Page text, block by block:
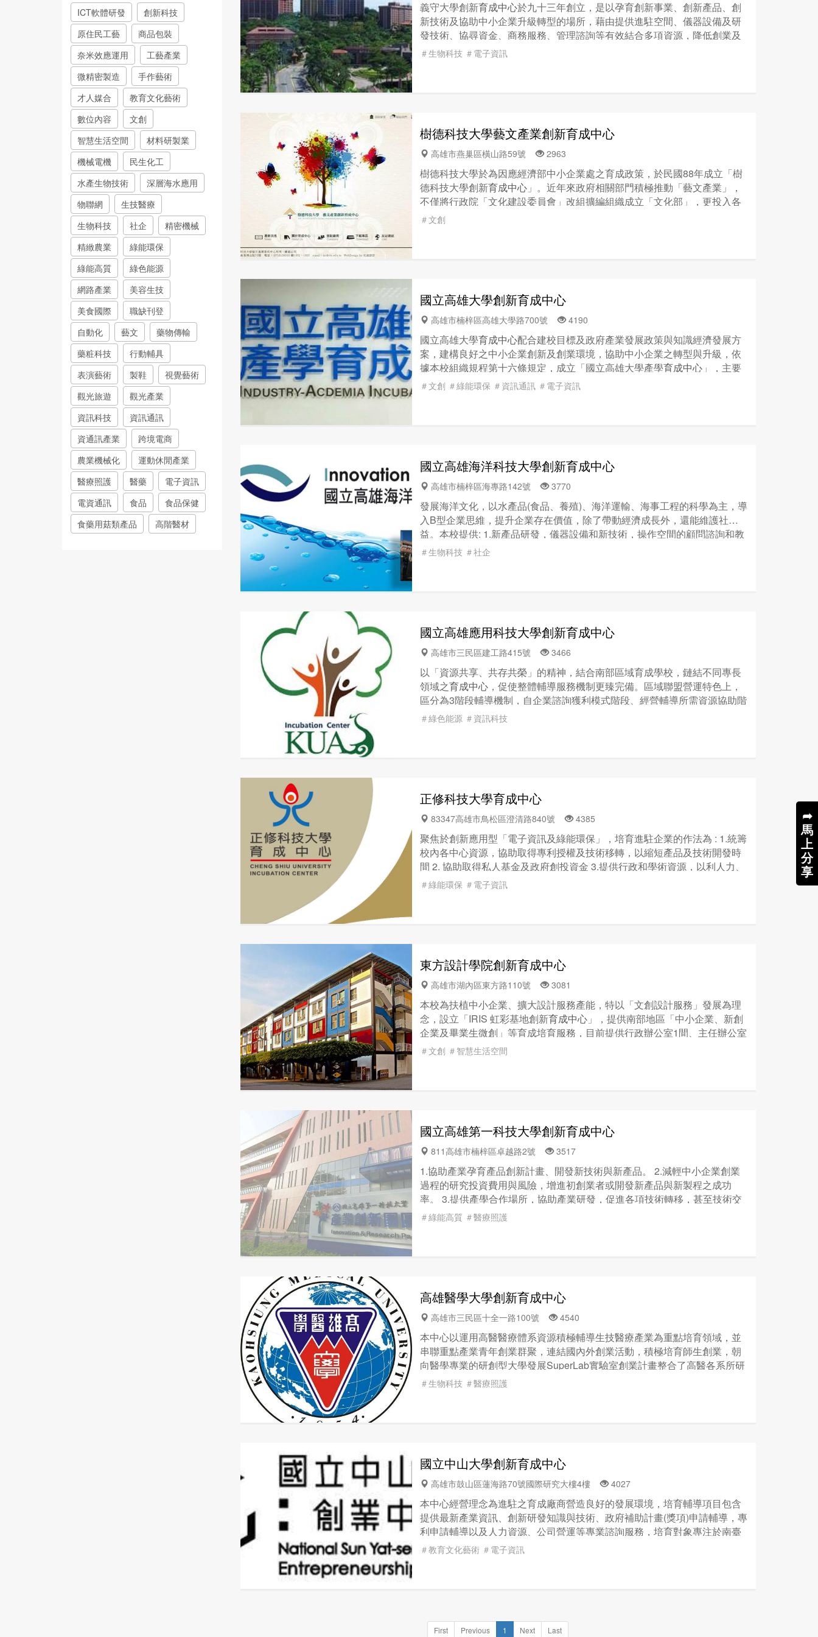
➦
馬
上
分
享
ICT軟體研發
創新科技
原住民工藝
商品包裝
奈米效應運用
工藝產業
微精密製造
手作藝術
才人媒合
教育文化藝術
數位內容
文創
智慧生活空間
材料研製業
機械電機
民生化工
水產生物技術
深層海水應用
物聯網
生技醫療
生物科技
社企
精密機械
精緻農業
綠能環保
綠能高質
綠色能源
網路產業
美容生技
美食國際
職缺刊登
自動化
藝文
藥物傳輸
藥粧科技
行動輔具
表演藝術
製鞋
視覺藝術
觀光旅遊
觀光產業
資訊科技
資訊通訊
資通訊產業
跨境電商
農業機械化
運動休閒產業
醫療照護
醫藥
電子資訊
電資通訊
食品
食品保健
食藥用菇類產品
高階醫材
義守大學創新育成中心於九十三年創立，是以孕育創新事業、創新產品、創
新技術及協助中小企業升級轉型的場所，藉由提供進駐空間、儀器設備及研
發技術、協尋資金、商務服務、管理諮詢等有效結合多項資源，降低創業及
研發初期的成本與風險，創造優良的培育環境，提高事業成功的機率，培育
＃生物科技 ＃電子資訊
樹德科技大學藝文產業創新育成中心
高雄市燕巢區橫山路59號 2963
樹德科技大學於為因應經濟部中小企業處之育成政策，於民國88年成立「樹
德科技大學創新育成中心」。近年來政府相關部門積極推動「藝文產業」，
不僅將行政院「文化建設委員會」改組擴編組織成立「文化部」，更投入各
項資源戮力發展「文化創意產業」。樹德科技大學有鑑於此，內以整合原有
五個學院，「藝文產業育成中心」整合本校設計學院文化創意產業領域豐富
之輔導能量，投入資訊學院數位科技領域之技術與成果，再輔以管理學院在
行銷、管理、財務方面之專長，以及通識教育學院之文學、美學等人文素
養，輔導企業融合在地特色與文化創意進行轉型。 展望未來，「藝文產業育
成中心」擇取文化創意產業為輔導培育之發展主軸，並連結「創意產業育成
聯盟」及「南區創新與創業育成中心聯盟」累積育成能量，強化學校與業界
交流合作，期許扮演「育生藝事」的角色，並能「一生一世」永續發展。
＃文創
國立高雄大學創新育成中心
高雄市楠梓區高雄大學路700號 4190
國立高雄大學育成中心配合建校目標及政府產業發展政策與知識經濟發展方
案，建構良好之中小企業創新及創業環境，協助中小企業之轉型與升級，依
據本校組織規程第十六條規定，成立「國立高雄大學產學育成中心」，主要
目標如下： １.有效整合學校資源，以提供中小企業創新創業，針對區域產業
型與升級，及因應全球化投資與企業競爭力。 ５.結合其他育成聯盟資源及研
究機構，共同協助區域產業轉型與升級，活化地方經濟，提升國家競爭力。
６.提供學校人才培育環境，提升企業人力素質。 著眼於大高雄地區產業的特
色與目前育成中心進駐廠家專長，並且參酌經濟部中小企業處規劃之重點育
成產業，國立高雄大學產學育成中心 目前規劃的重點輔導產業項目有：生物
科技產業、光電及半導體產業、電腦數位資訊加值產業、地方傳統文化創意
產業、奈米材料技術及其加值型產業、其他具創新性與前瞻性之產業，這幾
＃文創 ＃綠能環保 ＃資訊通訊 ＃電子資訊
國立高雄海洋科技大學創新育成中心
高雄市楠梓區海專路142號 3770
發展海洋文化，以水產品(食品、養殖)、海洋運輸、海事工程的科學為主，導
入B型企業思維，提升企業存在價值，除了帶動經濟成長外，還能維護社會公
益。本校提供: 1.新產品研發，儀器設備和新技術，操作空間的顧問諮詢和教
育培訓等。2.協助企業和教育機構的合作，以改變業務種類，促進競爭力。3.
＃生物科技 ＃社企
國立高雄應用科技大學創新育成中心
高雄市三民區建工路415號 3466
以「資源共享、共存共榮」的精神，結合南部區域育成學校，鏈結不同專長
領域之育成中心，促使整體輔導服務機制更臻完備。區域聯盟營運特色上，
區分為3階段輔導機制，自企業諮詢獲利模式階段、經營輔導所需資源協助階
段，到行銷推廣之市場開發階段，提供以奠定基礎、資金挹注、技術支援、
＃綠色能源 ＃資訊科技
正修科技大學育成中心
83347高雄市鳥松區澄清路840號 4385
聚焦於創新應用型「電子資訊及綠能環保」，培育進駐企業的作法為 : 1.統籌
校內各中心資源，協助取得專利授權及技術移轉，以縮短產品及技術開發時
間 2. 協助取得私人基金及政府創投資金 3.提供行政和學術資源，以利人力、
技術和設備服務平穩運作 4. 提供創業訓練、名人講座和競賽活動，協助青年
＃綠能環保 ＃電子資訊
東方設計學院創新育成中心
高雄市湖內區東方路110號 3081
本校為扶植中小企業、擴大設計服務產能，特以「文創設計服務」發展為理
念，設立「IRIS 虹彩基地創新育成中心」，提供南部地區「中小企業、新創
企業及畢業生微創」等育成培育服務，目前提供行政辦公室1間、主任辦公室
1間、接待區1間、小型文創教室兼會議室1間、大型文創教室1間、多用途空
＃文創 ＃智慧生活空間
國立高雄第一科技大學創新育成中心
811高雄市楠梓區卓越路2號 3517
1.協助產業孕育產品創新計畫、開發新技術與新產品。 2.減輕中小企業創業
過程的研究投資費用與風險，增進初創業者或開發新產品與新製程之成功
率。 3.提供產學合作場所，協助產業研發，促進各項技術轉移，甚至技術交
易。 4.提供產品測試服務、資訊提供及營運管理之諮詢服務，加速產品開
＃綠能高質 ＃醫療照護
高雄醫學大學創新育成中心
高雄市三民區十全一路100號 4540
本中心以運用高醫醫療體系資源積極輔導生技醫療產業為重點培育領域，並
串聯重點產業青年創業群聚，連結國內外創業活動，積極培育師生創業，朝
向醫學專業的研創型大學發展SuperLab實驗室創業計畫整合了高醫各系所研
究室內及實習場域，學生在實驗室內發掘創業點子及自創產品，並透過各個
＃生物科技 ＃醫療照護
國立中山大學創新育成中心
高雄市鼓山區蓮海路70號國際研究大樓4樓 4027
本中心經營理念為進駐之育成廠商營造良好的發展環境，培育輔導項目包含
提供最新產業資訊、創新研發知識與技術、政府補助計畫(獎項)申請輔導，專
利申請輔導以及人力資源、公司營運等專業諮詢服務，培育對象專注於南臺
灣科技服務產業之新創廠商。主要重點培育領域為電子資訊業與教育文化藝
＃教育文化藝術 ＃電子資訊
First Previous 1 Next Last